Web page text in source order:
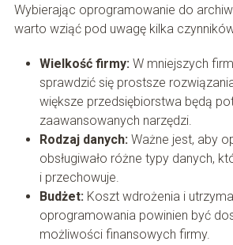
Wybierając oprogramowanie do
warto wziąć pod uwagę kilka
Wielkość firmy:W mniejszych
sprawdzić się prostsze
większe przedsiębiorstwa będą
zaawansowanych narzędzi.
Rodzaj danych:Ważne jest, aby
obsługiwało różne typy danych,
i przechowuje.
Budżet:Koszt wdrożenia i
oprogramowania powinien być
możliwości finansowych firmy.